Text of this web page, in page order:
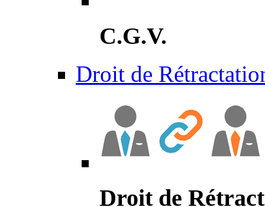
C.G.V.
Droit de
Droit de